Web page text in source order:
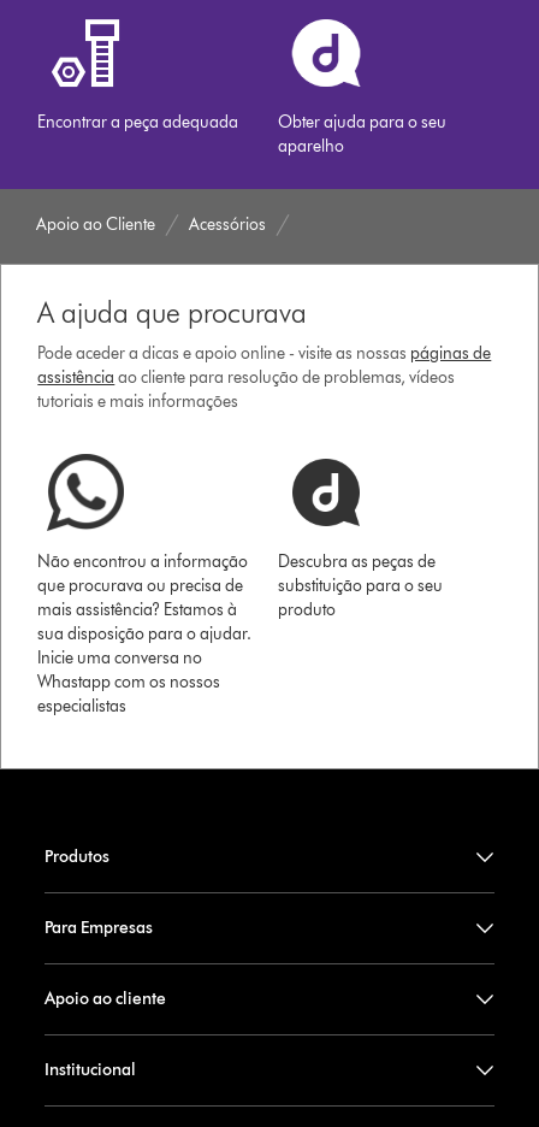
Encontrar a peça adequada
Obter ajuda para o seu
aparelho
Apoio ao Cliente Acessórios
A ajuda que procurava
Pode aceder a dicas e apoio online - visite as nossas páginas de
assistência ao cliente para resolução de problemas, vídeos
tutoriais e mais informações
Não encontrou a informação
que procurava ou precisa de
mais assistência? Estamos à
sua disposição para o ajudar.
Inicie uma conversa no
Whastapp com os nossos
especialistas
Descubra as peças de
substituição para o seu
produto
Produtos
Para Empresas
Apoio ao cliente
Institucional